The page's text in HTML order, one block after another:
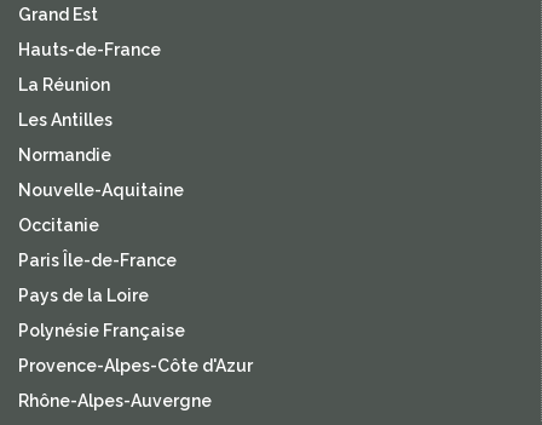
Grand Est
Hauts-de-France
La Réunion
Les Antilles
Normandie
Nouvelle-Aquitaine
Occitanie
Paris Île-de-France
Pays de la Loire
Polynésie Française
Provence-Alpes-Côte d'Azur
Rhône-Alpes-Auvergne